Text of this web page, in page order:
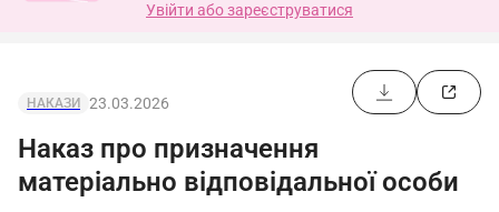
Увійти або зареєструватися
НАКАЗИ 23.03.2026
Наказ про призначення
матеріально відповідальної особи